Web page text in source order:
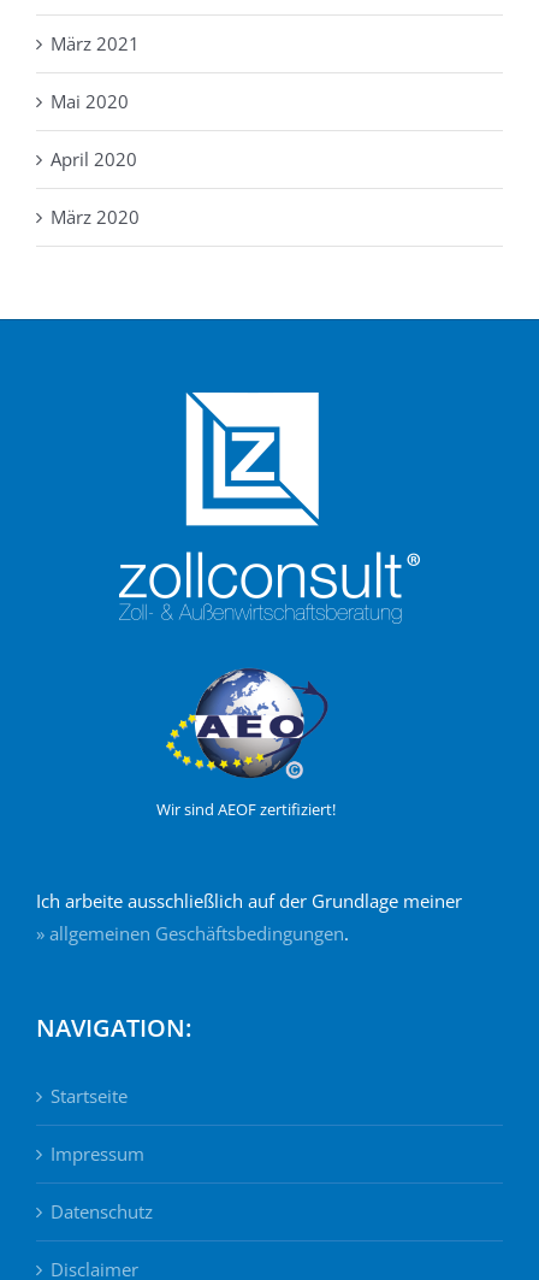
März 2021
Mai 2020
April 2020
März 2020
Wir sind AEOF zertifiziert!
Ich arbeite ausschließlich auf der Grundlage meiner
» allgemeinen Geschäftsbedingungen.
NAVIGATION:
Startseite
Impressum
Datenschutz
Disclaimer